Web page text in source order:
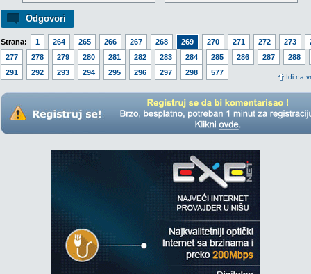
Odgovori
Strana: 1 264 265 266 267 268 269 270 271 272 273
277
278 279 280 281 282 283 284 285 286 287
288
291
292 293 294 295 296 297 298 577
Idi na